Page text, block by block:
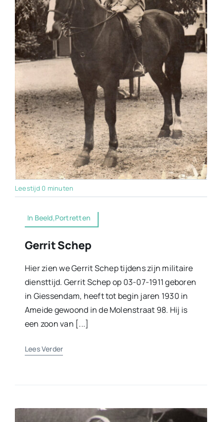
Leestijd 0 minuten
In Beeld,Portretten
Gerrit Schep
Hier zien we Gerrit Schep tijdens zijn militaire
diensttijd. Gerrit Schep op 03-07-1911 geboren
in Giessendam, heeft tot begin jaren 1930 in
Ameide gewoond in de Molenstraat 98. Hij is
een zoon van [...]
Lees Verder